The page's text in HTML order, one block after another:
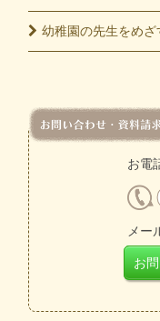
幼稚園の先生をめ
お電
メー
お